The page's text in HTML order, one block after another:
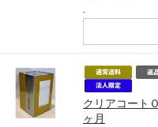
-
クリアコート
ヶ月